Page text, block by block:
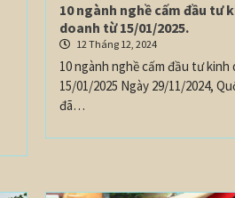
10 ngành nghề cấm đầu tư
doanh từ 15/01/2025.
12 Tháng 12, 2024
10 ngành nghề cấm đầu tư kinh
15/01/2025 Ngày 29/11/2024,
đã…